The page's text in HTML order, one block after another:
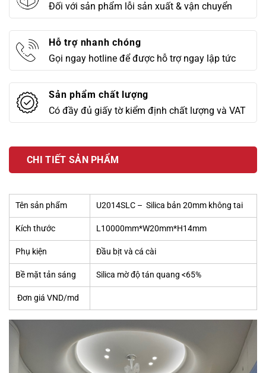
Đối với sản phẩm lỗi sản xuất & vận chuyển
Hỗ trợ nhanh chóng
Gọi ngay hotline để được hỗ trợ ngay lập tức
Sản phẩm chất lượng
Có đầy đủ giấy tờ kiểm định chất lượng và VAT
CHI TIẾT SẢN PHẨM
Tên sản phẩm U2014SLC – Silica bản 20mm không tai
Kích thước L10000mm*W20mm*H14mm
Phụ kiện Đầu bịt và cá cài
Bề mặt tản sáng Silica mờ độ tán quang <65%
Đơn giá VND/md